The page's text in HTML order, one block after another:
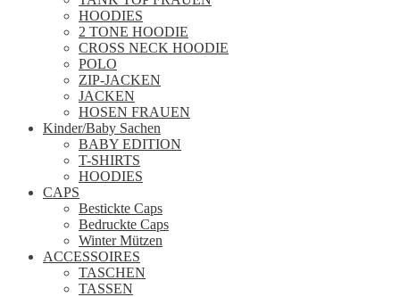
HOODIES
2 TONE HOODIE
CROSS NECK HOODIE
POLO
ZIP-JACKEN
JACKEN
HOSEN FRAUEN
Kinder/Baby Sachen
BABY EDITION
T-SHIRTS
HOODIES
CAPS
Bestickte Caps
Bedruckte Caps
Winter Mützen
ACCESSOIRES
TASCHEN
TASSEN